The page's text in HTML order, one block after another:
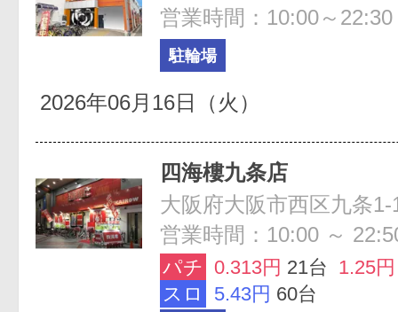
営業時間：10:00～22:30
駐輪場
2026年06月16日（火）
四海樓九条店
営業時間：10:00 ～
パチ 0.313円 21台 1.25円
スロ
5.43円 60台